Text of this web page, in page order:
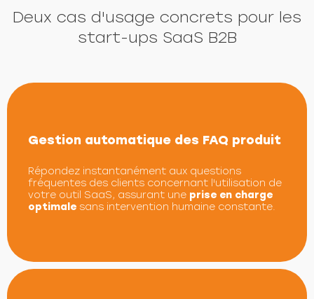
Deux cas d'usage concrets pour les
start-ups SaaS B2B
Gestion automatique des FAQ produit
Répondez instantanément aux questions
fréquentes des clients concernant l'utilisation de
votre outil SaaS, assurant une prise en charge
optimale sans intervention humaine constante.